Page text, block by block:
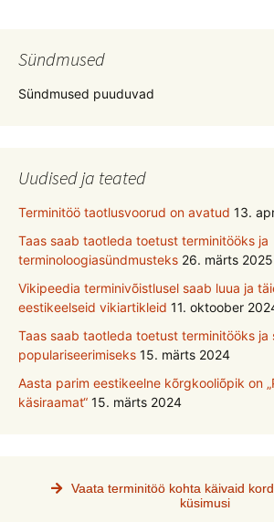
Sündmused
Sündmused puuduvad
Uudised ja teated
Terminitöö taotlusvoorud on avatud 13.
Taas saab taotleda toetust terminitööks ja
terminoloogiasündmusteks 26. märts 2025
Vikipeedia terminivõistlusel saab luua ja
eestikeelseid vikiartikleid 11. oktoober
Taas saab taotleda toetust terminitööks ja
populariseerimiseks 15. märts 2024
Aasta parim eestikeelne kõrgkooliõpik on
käsiraamat“ 15. märts 2024
Vaata terminitöö kohta käivaid
küsimusi